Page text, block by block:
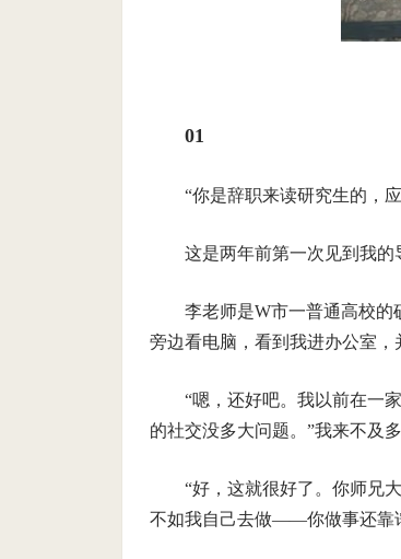
01
“你是辞职来读研究生的，
这是两年前第一次见到我的
李老师是W市一普通高校的
旁边看电脑，看到我进办公室，
“嗯，还好吧。我以前在一
的社交没多大问题。”我来不及
“好，这就很好了。你师兄
不如我自己去做——你做事还靠